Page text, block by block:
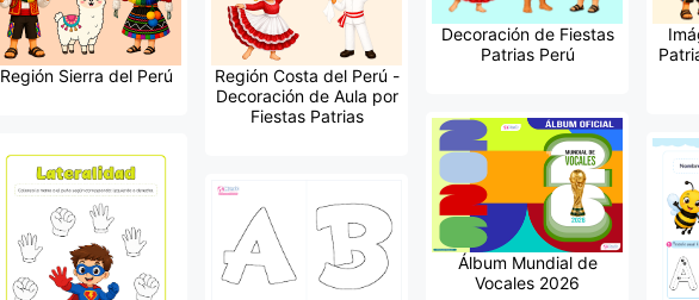
Región Sierra del Perú
Región Costa del Perú -
Decoración de Aula por
Fiestas Patrias
Decoración de Fiestas
Patrias Perú
Álbum Mundial de
Vocales 2026